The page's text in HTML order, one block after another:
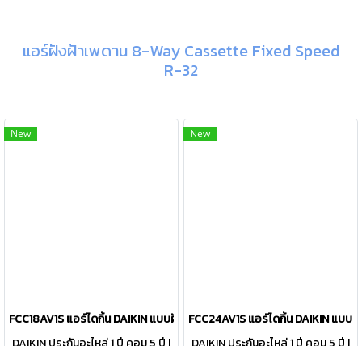
แอร์ฝังฝ้าเพดาน 8-Way Cassette Fixed Speed
R-32
New
FCC18AV1S แอร์ไดกิ้น DAIKIN แบบฝังฝ้าเพดาน 8ทิศทาง รุ่น SkyAir 8-
New
FCC24AV1S แอร์ไดกิ้น DAIKIN แบ